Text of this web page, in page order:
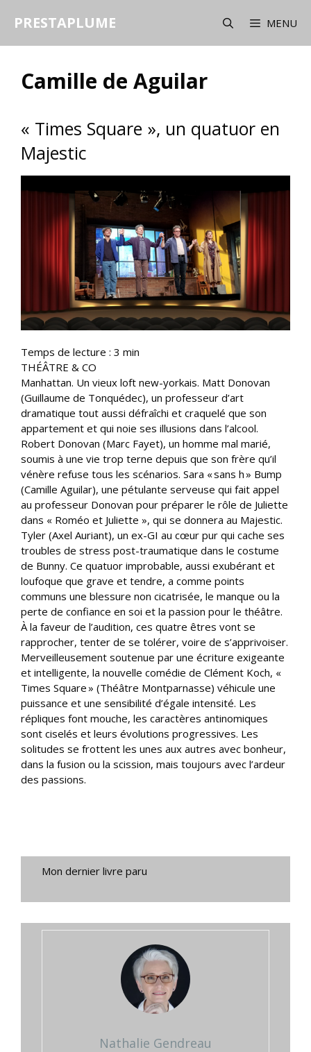
PRESTAPLUME MENU
Camille de Aguilar
« Times Square », un quatuor en
Majestic
Temps de lecture : 3 min
THÉÂTRE & CO
Manhattan. Un vieux loft new-yorkais. Matt Donovan
(Guillaume de Tonquédec), un professeur d’art
dramatique tout aussi défraîchi et craquelé que son
appartement et qui noie ses illusions dans l’alcool.
Robert Donovan (Marc Fayet), un homme mal marié,
soumis à une vie trop terne depuis que son frère qu’il
vénère refuse tous les scénarios. Sara « sans h » Bump
(Camille Aguilar), une pétulante serveuse qui fait appel
au professeur Donovan pour préparer le rôle de Juliette
dans « Roméo et Juliette », qui se donnera au Majestic.
Tyler (Axel Auriant), un ex-GI au cœur pur qui cache ses
troubles de stress post-traumatique dans le costume
de Bunny. Ce quatuor improbable, aussi exubérant et
loufoque que grave et tendre, a comme points
communs une blessure non cicatrisée, le manque ou la
perte de confiance en soi et la passion pour le théâtre.
À la faveur de l’audition, ces quatre êtres vont se
rapprocher, tenter de se tolérer, voire de s’apprivoiser.
Merveilleusement soutenue par une écriture exigeante
et intelligente, la nouvelle comédie de Clément Koch, «
Times Square » (Théâtre Montparnasse) véhicule une
puissance et une sensibilité d’égale intensité. Les
répliques font mouche, les caractères antinomiques
sont ciselés et leurs évolutions progressives. Les
solitudes se frottent les unes aux autres avec bonheur,
dans la fusion ou la scission, mais toujours avec l’ardeur
des passions.
Mon dernier livre paru
Nathalie Gendreau